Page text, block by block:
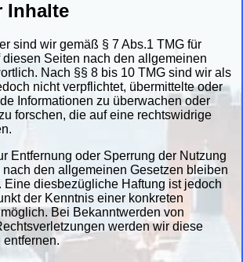
Inhalte
sind wir gemäß § 7 Abs.1 TMG für
Seiten nach den allgemeinen
Nach §§ 8 bis 10 TMG sind wir als
nicht verpflichtet, übermittelte oder
Informationen zu überwachen oder
forschen, die auf eine rechtswidrige
Entfernung oder Sperrung der Nutzung
den allgemeinen Gesetzen bleiben
Eine diesbezügliche Haftung ist jedoch
der Kenntnis einer konkreten
Bei Bekanntwerden von
werden wir diese